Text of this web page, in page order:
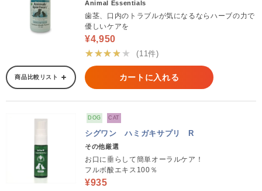
Animal Essentials
歯茎、口内のトラブルが気になるならハーブの力で
優しいケアを
¥4,950
★★★★★
(11件)
商品比較リスト カートに入れる
DOG CAT
シグワン ハミガキサプリ R
その他厳選
お口に垂らして簡単オーラルケア！
フルボ酸エキス100％
¥935